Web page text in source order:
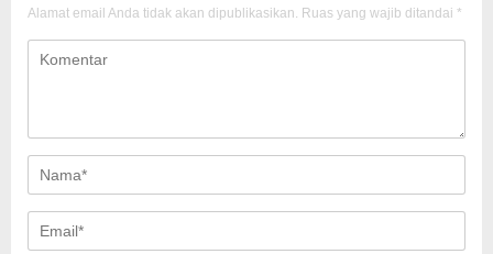
Alamat email Anda tidak akan dipublikasikan. Ruas yang wajib ditandai *